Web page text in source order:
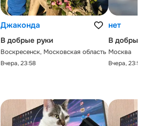
Джаконда
В добрые руки
Воскресенск, Московская область
Вчера, 23:58
нет
В добрые руки
Москва
Вчера, 23:58